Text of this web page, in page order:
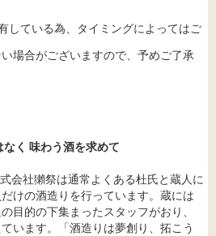
している為、タイミングによってはご
場合がございますので、予めご了承
く 味わう酒を求めて
会社獺祭は通常よくある杜氏と蔵人に
けの酒造りを行っています。蔵には
目的の下集まったスタッフがおり、
います。「酒造りは夢創り、拓こう